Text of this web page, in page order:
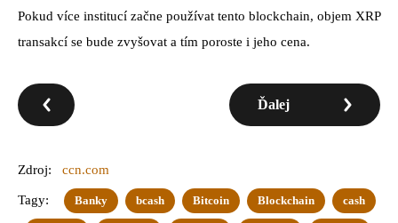
Pokud více institucí začne používat tento blockchain, objem XRP
transakcí se bude zvyšovat a tím poroste i jeho cena.
Ďalej
Zdroj: ccn.com
Tagy: Banky bcash Bitcoin Blockchain cash